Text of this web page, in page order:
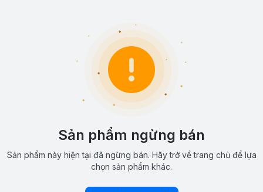
Sản phẩm ngừng bán
Sản phẩm này hiện tại đã ngừng bán. Hãy trở về trang chủ để lựa
chọn sản phẩm khác.